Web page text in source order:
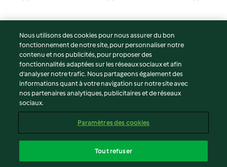
© Copyright 2026
Conditions d'utilisation
Politique de confidentialité
Non-responsabilité
Mentions légales
Contenu du rapport
Déclaration d'accessibilité
Nous utilisons des cookies pour nous assurer du bon
fonctionnement de notre site, pour personnaliser notre
contenu et nos publicités, pour proposer des
fonctionnalités adaptées sur les réseaux sociaux et afin
d’analyser notre trafic. Nous partageons également des
informations quant à votre navigation sur notre site avec
nos partenaires analytiques, publicitaires et de réseaux
sociaux.
Paramètres des cookies
Tout refuser